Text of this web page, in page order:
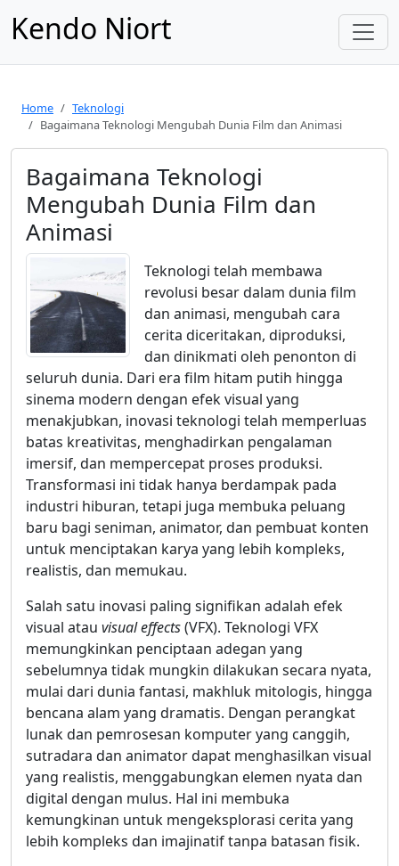
Kendo Niort
Home
Teknologi
Bagaimana Teknologi Mengubah Dunia Film dan Animasi
Bagaimana Teknologi
Mengubah Dunia Film dan
Animasi
Teknologi telah membawa
revolusi besar dalam dunia film
dan animasi, mengubah cara
cerita diceritakan, diproduksi,
dan dinikmati oleh penonton di
seluruh dunia. Dari era film hitam putih hingga
sinema modern dengan efek visual yang
menakjubkan, inovasi teknologi telah memperluas
batas kreativitas, menghadirkan pengalaman
imersif, dan mempercepat proses produksi.
Transformasi ini tidak hanya berdampak pada
industri hiburan, tetapi juga membuka peluang
baru bagi seniman, animator, dan pembuat konten
untuk menciptakan karya yang lebih kompleks,
realistis, dan memukau.
Salah satu inovasi paling signifikan adalah efek
visual atau visual effects(VFX). Teknologi VFX
memungkinkan penciptaan adegan yang
sebelumnya tidak mungkin dilakukan secara nyata,
mulai dari dunia fantasi, makhluk mitologis, hingga
bencana alam yang dramatis. Dengan perangkat
lunak dan pemrosesan komputer yang canggih,
sutradara dan animator dapat menghasilkan visual
yang realistis, menggabungkan elemen nyata dan
digital dengan mulus. Hal ini membuka
kemungkinan untuk mengeksplorasi cerita yang
lebih kompleks dan imajinatif tanpa batasan fisik.